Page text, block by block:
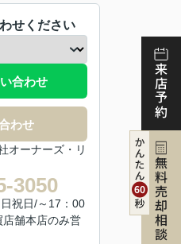
来店予約
無料売却相談
せください
合わせ
わせ
オーナーズ・リ
3050
祝日/～17：00
店舗本店のみ営